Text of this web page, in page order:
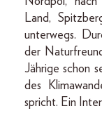
Land,
unterwegs.
der
Jährige schon
des
spricht. Ein